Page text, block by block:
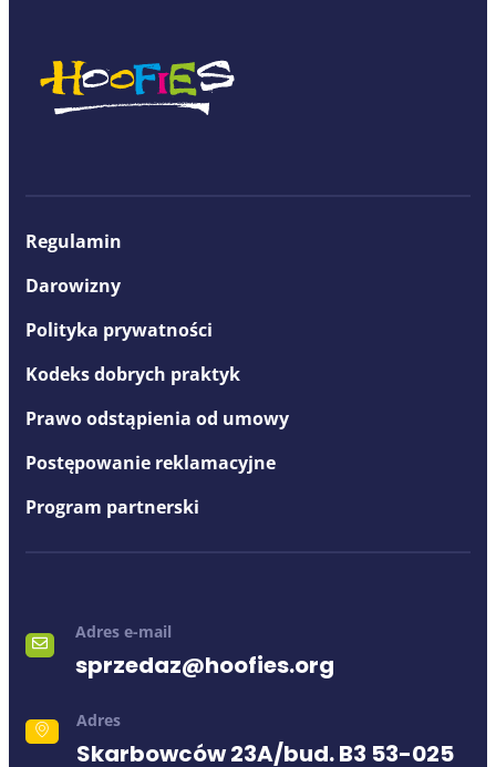
Regulamin
Darowizny
Polityka prywatności
Kodeks dobrych praktyk
Prawo odstąpienia od umowy
Postępowanie reklamacyjne
Program partnerski
Adres e-mail
sprzedaz@hoofies.org
Adres
Skarbowców 23A/bud. B3 53-025